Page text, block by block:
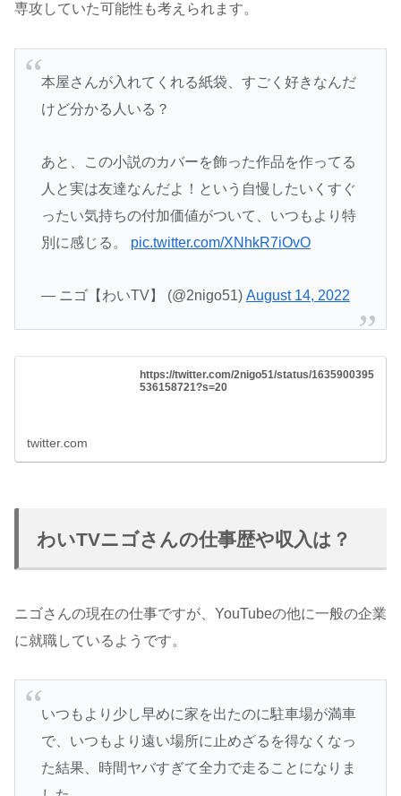
専攻していた可能性も考えられます。
本屋さんが入れてくれる紙袋、すごく好きなんだ
けど分かる人いる？
あと、この小説のカバーを飾った作品を作ってる
人と実は友達なんだよ！という自慢したいくすぐ
ったい気持ちの付加価値がついて、いつもより特
別に感じる。 pic.twitter.com/XNhkR7iOvO
— ニゴ【わいTV】 (@2nigo51) August 14, 2022
https://twitter.com/2nigo51/status/1635900395
536158721?s=20
twitter.com
わいTVニゴさんの仕事歴や収入は？
ニゴさんの現在の仕事ですが、YouTubeの他に一般の企業
に就職しているようです。
いつもより少し早めに家を出たのに駐車場が満車
で、いつもより遠い場所に止めざるを得なくなっ
た結果、時間ヤバすぎて全力で走ることになりま